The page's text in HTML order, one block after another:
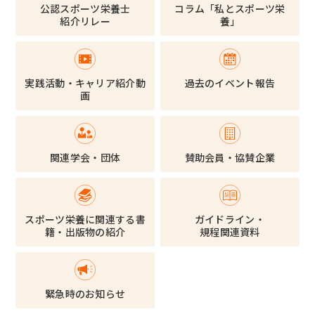
公認スポーツ栄養士
紹介リレー
コラム「私とスポーツ栄
養」
実践活動・キャリア紹介動
画
過去のイベント報告
関連学会・団体 賛助会員・協賛企業
スポーツ栄養に関連する書
籍・出版物の紹介
ガイドライン・
規程関連資料
緊急時のお知らせ